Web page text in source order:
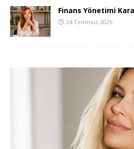
Finans Yönetimi
24 Temmuz 2026